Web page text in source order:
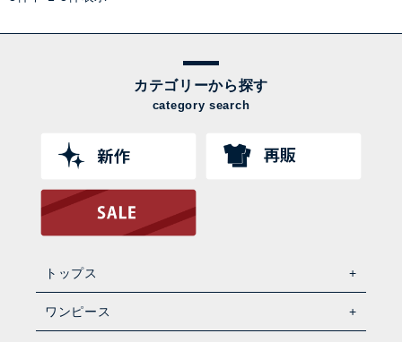
カテゴリーから探す
category search
トップス
ワンピース